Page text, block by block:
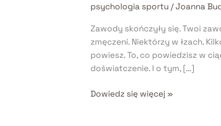
psychologia sportu /Joanna
Zawody skończyły się. Twoi
zmęczeni. Niektórzy w łzach.
powiesz. To, co powiedzisz w
doświatczenie. I o tym, […]
po
porażce
powiedzieć
pierwszych
Dowiedz się więcej »